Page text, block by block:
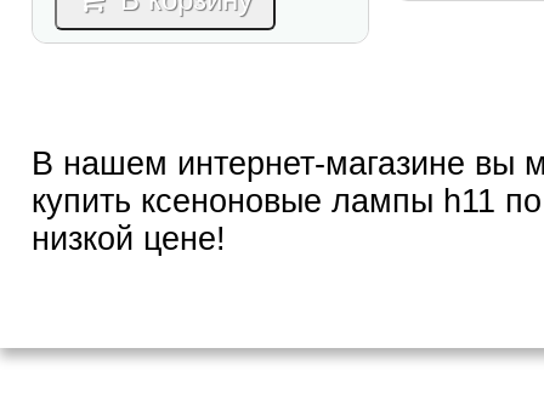
В нашем интернет-магазине вы
купить ксеноновые лампы h11
низкой цене!